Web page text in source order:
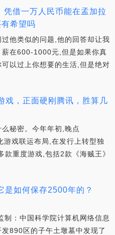
借一万人民币能在孟加拉
希望吗
他类似的问题,他的回答却让我
在600-1000元,但是如果你真
以过上你想要的生活,但是绝对
戏，正面硬刚腾讯，胜算几
秘密。今年年初,晚点
戏联运布局,在发行上转型独
重度游戏,包括2款《海贼王》
是如何保存2500年的？
：中国科学院计算机网络信息
890区的子午土墩墓中发现了